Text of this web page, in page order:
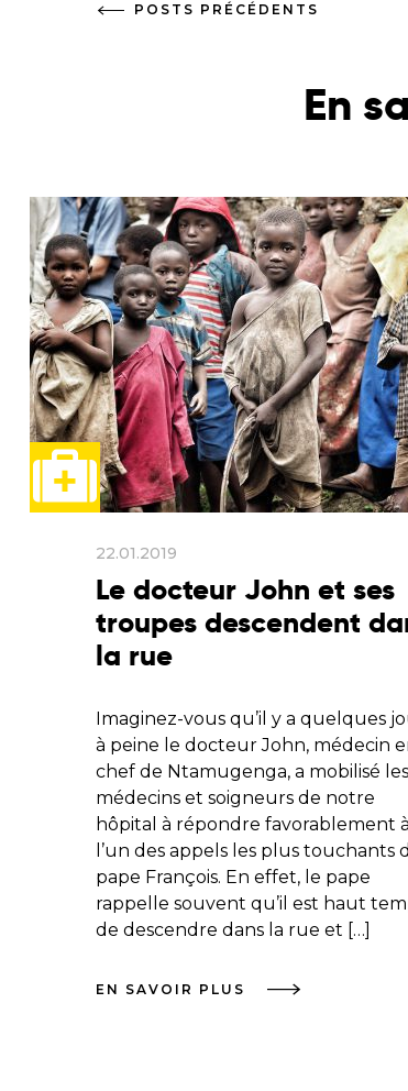
POSTS PRÉCÉDENTS
En
22.01.2019
Le docteur John et ses
troupes descendent
la rue
Imaginez-vous qu’il y a quelques
à peine le docteur John, médecin
chef de Ntamugenga, a mobilisé
médecins et soigneurs de notre
hôpital à répondre favorablement à
l’un des appels les plus touchants
pape François. En effet, le pape
rappelle souvent qu’il est haut
de descendre dans la rue et […]
EN SAVOIR PLUS